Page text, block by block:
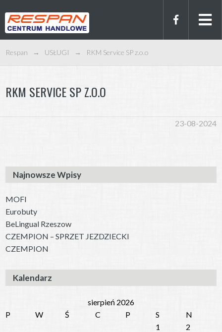
Respan → USŁUGI → RKM Service SP z.o.o
RKM SERVICE SP Z.O.O
23-08-2024
Najnowsze Wpisy
MOFI
Eurobuty
BeLingual Rzeszow
CZEMPION – SPRZET JEZDZIECKI
CZEMPION
Kalendarz
sierpień 2026
P
W Ś C P S
N
1
2